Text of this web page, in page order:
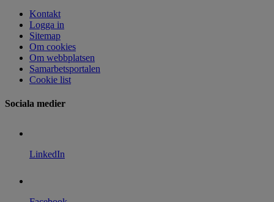
Kontakt
Logga in
Sitemap
Om cookies
Om webbplatsen
Samarbetsportalen
Cookie list
Sociala medier
LinkedIn